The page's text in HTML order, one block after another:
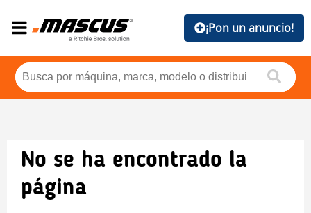
¡Pon un anuncio!
No se ha encontrado la
página